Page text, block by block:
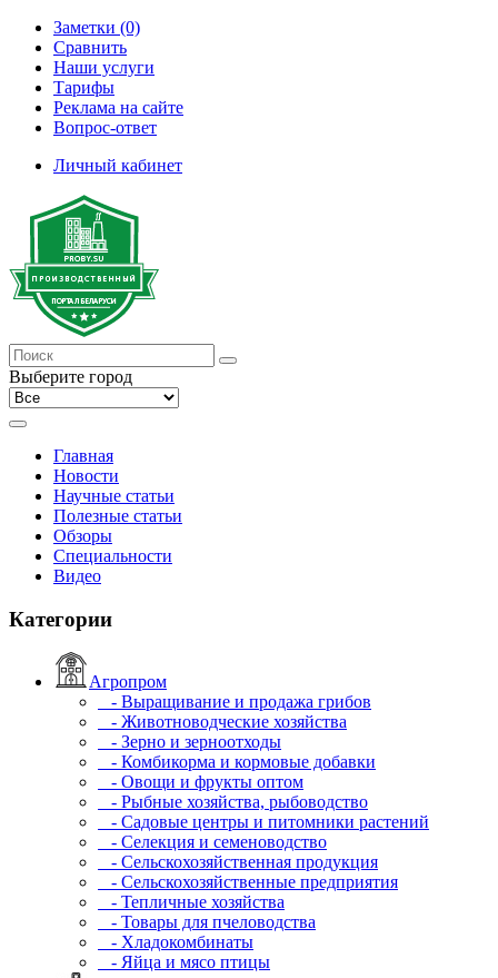
Заметки (0)
Сравнить
Наши услуги
Тарифы
Реклама на сайте
Вопрос-ответ
Личный кабинет
Выберите город
Главная
Новости
Научные статьи
Полезные статьи
Обзоры
Специальности
Видео
Категории
Агропром
- Выращивание и продажа грибов
- Животноводческие хозяйства
- Зерно и зерноотходы
- Комбикорма и кормовые добавки
- Овощи и фрукты оптом
- Рыбные хозяйства, рыбоводство
- Садовые центры и питомники растений
- Селекция и семеноводство
- Сельскохозяйственная продукция
- Сельскохозяйственные предприятия
- Тепличные хозяйства
- Товары для пчеловодства
- Хладокомбинаты
- Яйца и мясо птицы